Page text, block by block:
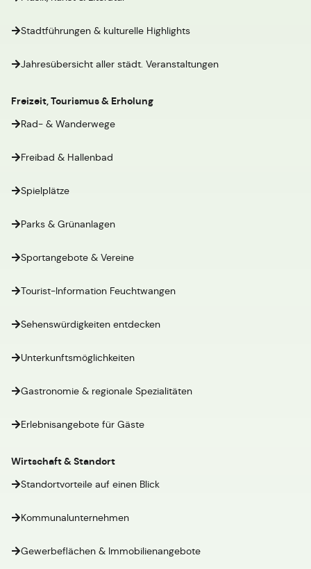
Stadtführungen & kulturelle Highlights
Jahresübersicht aller städt. Veranstaltungen
Freizeit, Tourismus & Erholung
Rad- & Wanderwege
Freibad & Hallenbad
Spielplätze
Parks & Grünanlagen
Sportangebote & Vereine
Tourist-Information Feuchtwangen
Sehenswürdigkeiten entdecken
Unterkunftsmöglichkeiten
Gastronomie & regionale Spezialitäten
Erlebnisangebote für Gäste
Wirtschaft & Standort
Standortvorteile auf einen Blick
Kommunalunternehmen
Gewerbeflächen & Immobilienangebote